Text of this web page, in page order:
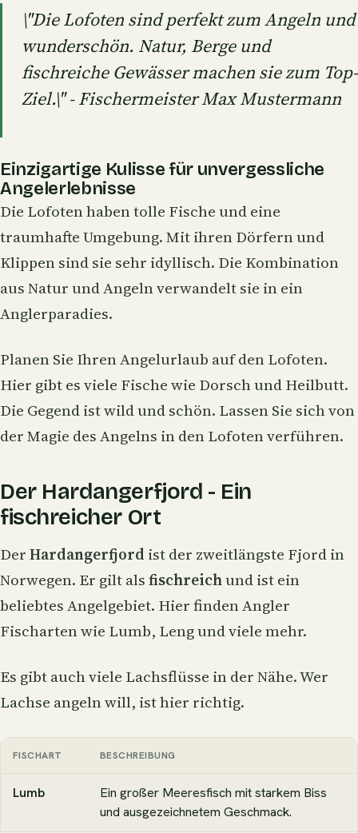
\"Die Lofoten sind perfekt zum Angeln und
wunderschön. Natur, Berge und
fischreiche Gewässer machen sie zum Top-
Ziel.\" - Fischermeister Max Mustermann
Einzigartige Kulisse für unvergessliche
Angelerlebnisse
Die Lofoten haben tolle Fische und eine
traumhafte Umgebung. Mit ihren Dörfern und
Klippen sind sie sehr idyllisch. Die Kombination
aus Natur und Angeln verwandelt sie in ein
Anglerparadies.
Planen Sie Ihren Angelurlaub auf den Lofoten.
Hier gibt es viele Fische wie Dorsch und Heilbutt.
Die Gegend ist wild und schön. Lassen Sie sich von
der Magie des Angelns in den Lofoten verführen.
Der Hardangerfjord - Ein
fischreicher Ort
DerHardangerfjord ist der zweitlängste Fjord in
Norwegen. Er gilt alsfischreichund ist ein
beliebtes Angelgebiet. Hier finden Angler
Fischarten wie Lumb, Leng und viele mehr.
Es gibt auch viele Lachsflüsse in der Nähe. Wer
Lachse angeln will, ist hier richtig.
FISCHART BESCHREIBUNG
Lumb
Ein großer Meeresfisch mit starkem Biss
und ausgezeichnetem Geschmack.